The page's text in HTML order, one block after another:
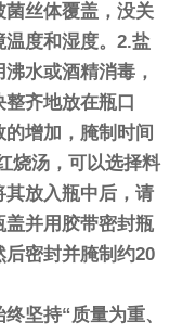
丝体覆盖，没关
度和湿度。2.盐
水或酒精消毒，
齐地放在瓶口
增加，腌制时间
烧汤，可以选择料
放入瓶中后，请
并用胶带密封瓶
后密封并腌制约20
坚持“质量为重、